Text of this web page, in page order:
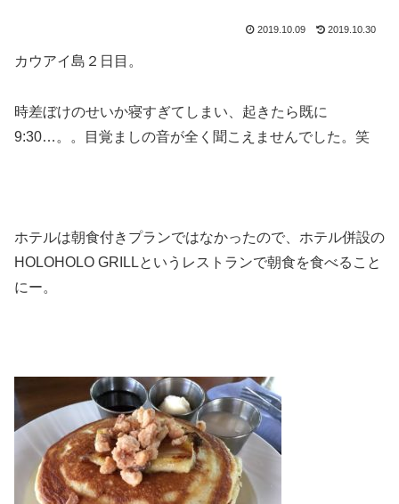
2019.10.09 2019.10.30
カウアイ島２日目。
時差ぼけのせいか寝すぎてしまい、起きたら既に
9:30…。。目覚ましの音が全く聞こえませんでした。笑
ホテルは朝食付きプランではなかったので、ホテル併設の
HOLOHOLO GRILLというレストランで朝食を食べること
にー。